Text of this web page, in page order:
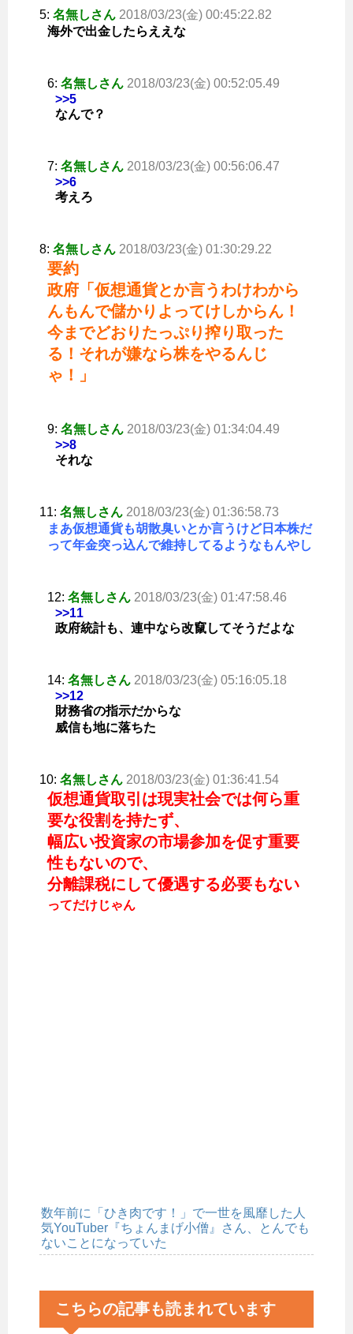
5: 名無しさん 2018/03/23(金) 00:45:22.82
海外で出金したらええな
6: 名無しさん 2018/03/23(金) 00:52:05.49
>>5
なんで？
7: 名無しさん 2018/03/23(金) 00:56:06.47
>>6
考えろ
8: 名無しさん 2018/03/23(金) 01:30:29.22
要約
政府「仮想通貨とか言うわけわから
んもんで儲かりよってけしからん！
今までどおりたっぷり搾り取った
る！それが嫌なら株をやるんじ
ゃ！」
9: 名無しさん 2018/03/23(金) 01:34:04.49
>>8
それな
11: 名無しさん 2018/03/23(金) 01:36:58.73
まあ仮想通貨も胡散臭いとか言うけど日本株だ
って年金突っ込んで維持してるようなもんやし
12: 名無しさん 2018/03/23(金) 01:47:58.46
>>11
政府統計も、連中なら改竄してそうだよな
14: 名無しさん 2018/03/23(金) 05:16:05.18
>>12
財務省の指示だからな
威信も地に落ちた
10: 名無しさん 2018/03/23(金) 01:36:41.54
仮想通貨取引は現実社会では何ら重
要な役割を持たず、
幅広い投資家の市場参加を促す重要
性もないので、
分離課税にして優遇する必要もない
ってだけじゃん
数年前に「ひき肉です！」で一世を風靡した人
気YouTuber『ちょんまげ小僧』さん、とんでも
ないことになっていた
こちらの記事も読まれています